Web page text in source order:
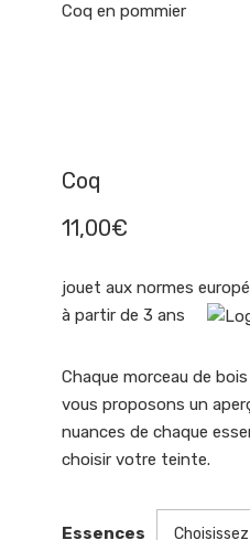
Coq en pommier
Coq
11,00€
jouet aux normes
à partir de 3 ans
Chaque morceau de
vous proposons un
nuances de chaque
choisir votre teinte.
Essences